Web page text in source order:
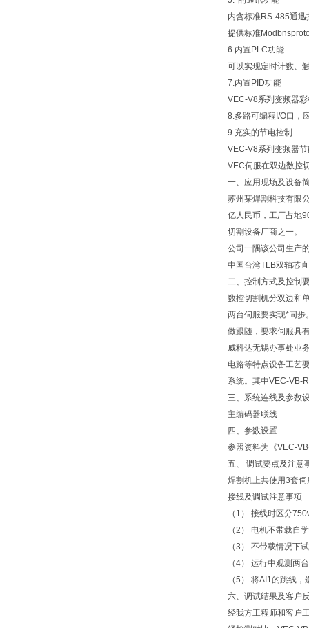
内含标准RS-485通
提供标准
6.内置PLC功能
可以实现定时计数、
7.内置PID功能
VEC-V8系列变频器
8.多路可编程I/O口，
9.充实的节电控制
VEC-V8系列变频器
VEC伺服在双边数控
一、应用现场及设备
苏州某焊割科技有限
亿人民币，工厂占地
切割设备厂商之一。
公司一隅该公司生产
中国台湾TLB双轴芯
二、控制方式及控制
数控切割机分双边和
两台伺服要实现*同步
做跟随，要求伺服具
威科达无锡办事处业
电路等特点设备工艺
系统。其中VEC-VB-
三、系统连线及参数
主编码器联线
四、参数设置
参照资料为《VEC-
五、 调试要点及注意
焊割机上共使用3套
接线及调试注意事项
（1） 接线时区分
（2） 电机不带载自
（3） 不带载情况下
（4） 运行中观测两
（5） 将AI1的跳线
六、调试结果及客户
经我方工程师和客户